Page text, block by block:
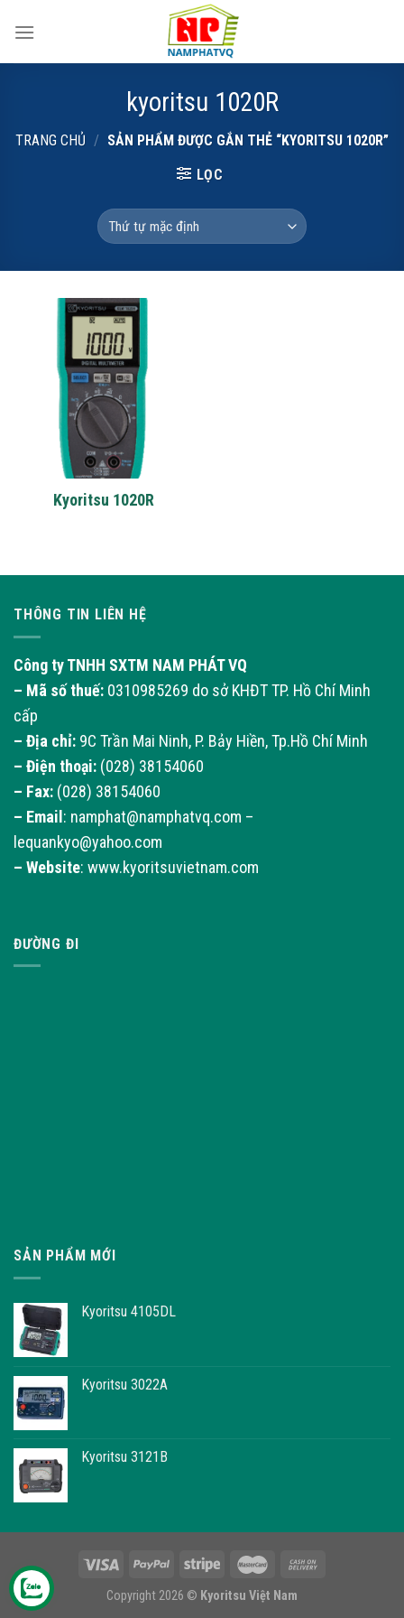
kyoritsu 1020R
TRANG CHỦ / SẢN PHẨM ĐƯỢC GẮN THẺ “KYORITSU 1020R”
LỌC
Kyoritsu 1020R
THÔNG TIN LIÊN HỆ
Công ty TNHH SXTM NAM PHÁT VQ
– Mã số thuế: 0310985269 do sở KHĐT TP. Hồ Chí Minh
cấp
– Địa chỉ: 9C Trần Mai Ninh, P. Bảy Hiền, Tp.Hồ Chí Minh
– Điện thoại: (028) 38154060
– Fax: (028) 38154060
– Email: namphat@namphatvq.com –
lequankyo@yahoo.com
– Website: www.kyoritsuvietnam.com
ĐƯỜNG ĐI
SẢN PHẨM MỚI
Kyoritsu 4105DL
Kyoritsu 3022A
Kyoritsu 3121B
Copyright 2026 © Kyoritsu Việt Nam